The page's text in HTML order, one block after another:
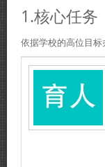
1.核心任务
依据学校的高位目标